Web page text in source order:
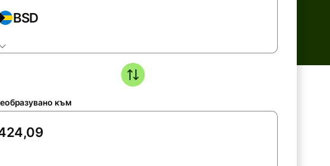
BSD
към